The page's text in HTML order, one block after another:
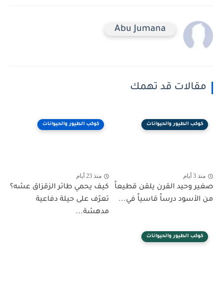
Abu Jumana
مقالات قد تهمك
كوكب الطيور والحيوانات
منذ 3 أيام
صغير وحيد القرن يلقن قطيعاً
من الأسود درساً قاسياً في...
كوكب الطيور والحيوانات
منذ 23 أيام
كيف يحمي طائر الزقزاق عشه؟
تعرّف على حيلة دفاعية
مدهشة...
كوكب الطيور والحيوانات